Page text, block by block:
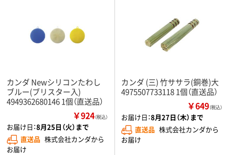
カンダ Newシリコンたわし
ブルー(ブリスター入)
4949362680146 1個（直送品）
￥924（税込）
お届け日：8月25日（火）まで
直送品 株式会社カンダから
お届け
カンダ (三) 竹ササラ(銅巻)大
4975507733118 1個（直送品）
￥649（税込）
お届け日：8月27日（木）まで
直送品 株式会社カンダから
お届け